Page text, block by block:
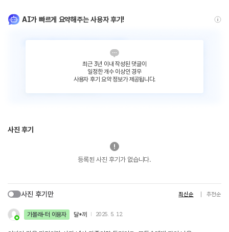
AI가 빠르게 요약해주는 사용자 후기!
최근 3년 이내 작성된 댓글이
일정한 개수 이상인 경우
사용자 후기 요약 정보가 제공됩니다.
사진 후기
등록된 사진 후기가 없습니다.
사진 후기만 최신순 추천순
가볼래-터 이용자 달*끼 2025. 5. 12.